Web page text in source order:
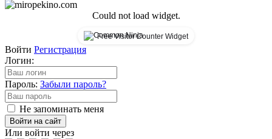
Could not load widget.
Free Visitor Counter Widget
Войти Регистрация
Логин:
Пароль: Забыли пароль?
Не запоминать меня
Войти на сайт
Или войти через